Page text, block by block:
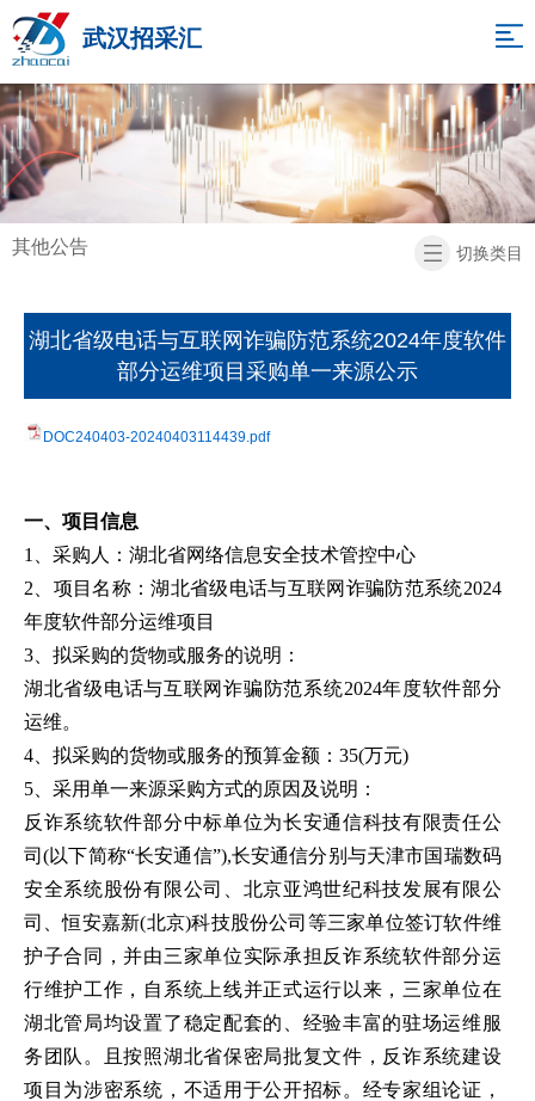
武汉招采汇
网
站
导
航
关
于
我
招
标
项
息
我
回
页
其他公告 切换类目
湖北省级电话与互联网诈骗防范系统2024年度软件
部分运维项目采购单一来源公示
DOC240403-20240403114439.pdf
一、项目信息
1、采购人：湖北省网络信息安全技术管控中心
2、项目名称：湖北省级电话与互联网诈骗防范系统2024
年度软件部分运维项目
3、拟采购的货物或服务的说明：
湖北省级电话与互联网诈骗防范系统2024年度软件部分
运维。
4、拟采购的货物或服务的预算金额：35(万元)
5、采用单一来源采购方式的原因及说明：
反诈系统软件部分中标单位为长安通信科技有限责任公
司(以下简称“长安通信”),长安通信分别与天津市国瑞数码
安全系统股份有限公司、北京亚鸿世纪科技发展有限公
司、恒安嘉新(北京)科技股份公司等三家单位签订软件维
护子合同，并由三家单位实际承担反诈系统软件部分运
行维护工作，自系统上线并正式运行以来，三家单位在
湖北管局均设置了稳定配套的、经验丰富的驻场运维服
务团队。且按照湖北省保密局批复文件，反诈系统建设
项目为涉密系统，不适用于公开招标。经专家组论证，